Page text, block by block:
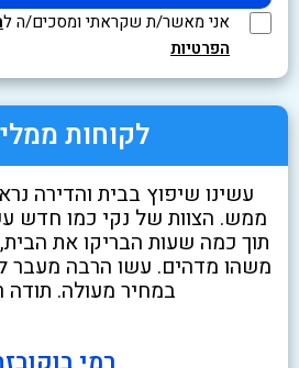
אני מאשר/ת שקראתי ומסכים/ה ל
הפרטיות
לקוחות
עשינו שיפוץ בבית והדירה
ממש. הצוות של נקי כמו חדש
תוך כמה שעות הבריקו את הבית,
משהו מדהים. עשו הרבה מעבר
במחיר מעולה.